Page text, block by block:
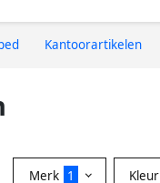
Kantoorartikelen
Merk 1 Kleur